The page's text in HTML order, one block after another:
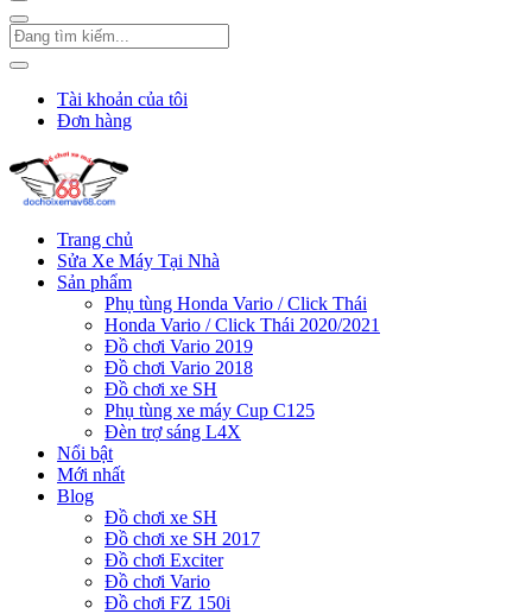
Tài khoản của tôi
Đơn hàng
Trang chủ
Sửa Xe Máy Tại Nhà
Sản phẩm
Phụ tùng Honda Vario / Click Thái
Honda Vario / Click Thái 2020/2021
Đồ chơi Vario 2019
Đồ chơi Vario 2018
Đồ chơi xe SH
Phụ tùng xe máy Cup C125
Đèn trợ sáng L4X
Nổi bật
Mới nhất
Blog
Đồ chơi xe SH
Đồ chơi xe SH 2017
Đồ chơi Exciter
Đồ chơi Vario
Đồ chơi FZ 150i